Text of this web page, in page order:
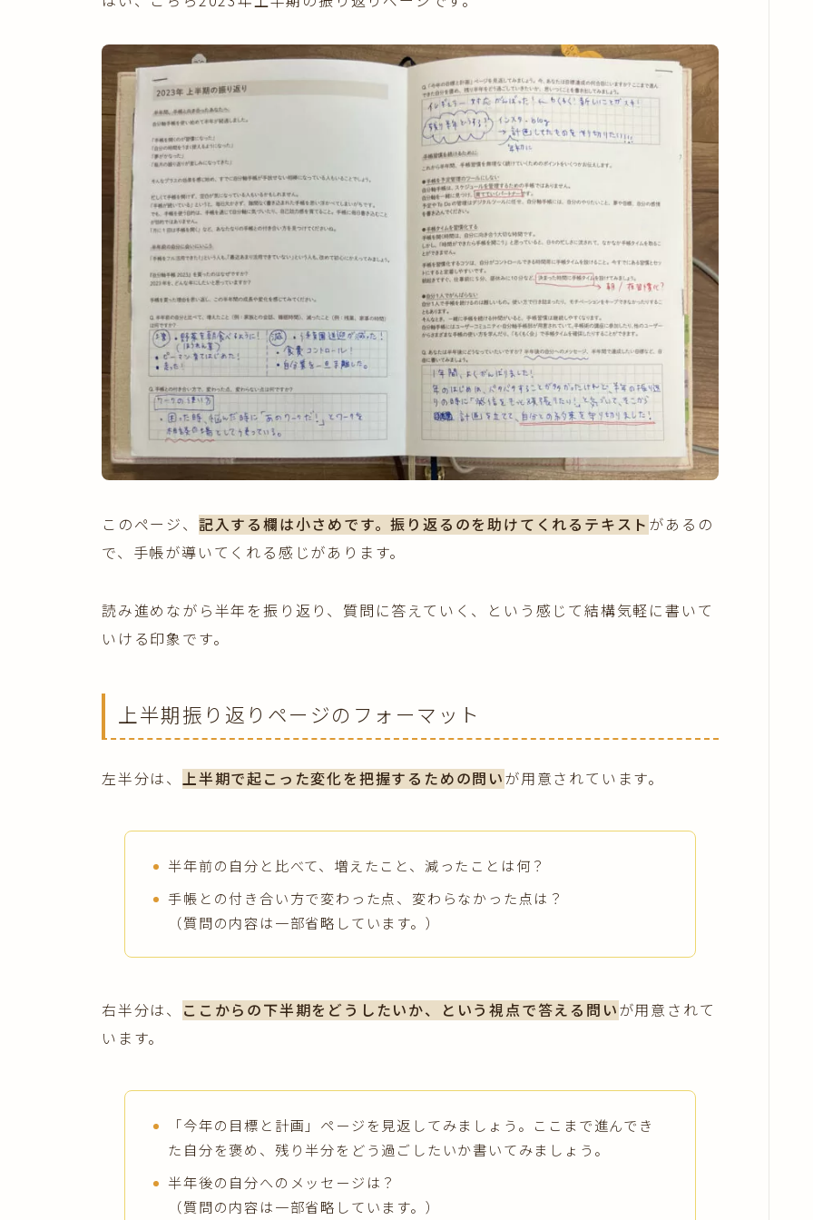
このページ、 記入する欄は小さめです。振り返るのを助けてくれるテキスト があるの
で、手帳が導いてくれる感じがあります。
読み進めながら半年を振り返り、質問に答えていく、という感じて結構気軽に書いて
いける印象です。
上半期振り返りページのフォーマット
左半分は、 上半期で起こった変化を把握するための問いが用意されています。
半年前の自分と比べて、増えたこと、減ったことは何？
手帳との付き合い方で変わった点、変わらなかった点は？
（質問の内容は一部省略しています。）
右半分は、 ここからの下半期をどうしたいか、という視点で答える問いが用意されて
います。
「今年の目標と計画」ページを見返してみましょう。ここまで進んでき
た自分を褒め、残り半分をどう過ごしたいか書いてみましょう。
半年後の自分へのメッセージは？
（質問の内容は一部省略しています。）